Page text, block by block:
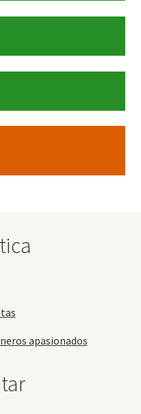
apasionados